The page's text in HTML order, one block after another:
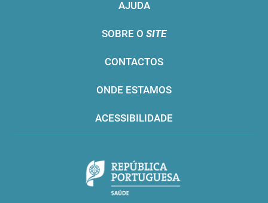
AJUDA
SOBRE O SITE
CONTACTOS
ONDE ESTAMOS
ACESSIBILIDADE